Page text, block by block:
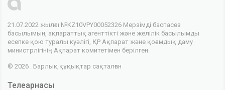
21.07.2022 жылғы №KZ10VPY00052326 Мерзімді баспасөз
басылымын, ақпараттық агенттікті және желілік басылымды
есепке қою туралы куәлігі, ҚР Ақпарат және қоғамдық даму
министрлігінің Ақпарат комитетімен берілген.
© 2026 . Барлық құқықтар сақталған
Телеарнасы